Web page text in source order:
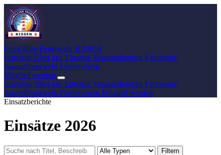
Freiwillige Feuerwehr RISSEN
Startseite Über uns Einsätze Veranstaltungen Fahrzeuge
JugendfeuerwehrFörderverein
Mitglied werden
Startseite Über uns Einsätze Veranstaltungen Fahrzeuge
JugendfeuerwehrFörderverein Mitglied werden
Einsatzberichte
Einsätze 2026
Filtern